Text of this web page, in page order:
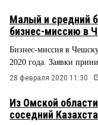
СТИЛЬ ЖИЗНИ
Малый и средний
бизнес-миссию в
Бизнес-миссия в
2020 года. Заявки
28 февраля 2020 11:30
Из Омской
соседний